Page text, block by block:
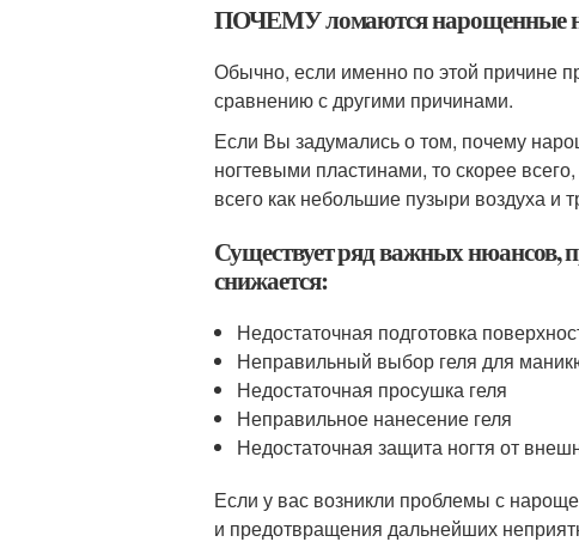
ПОЧЕМУ ломаются нарощенные
Обычно, если именно по этой причине
сравнению с другими причинами.
Если Вы задумались о том, почему
ногтевыми пластинами, то скорее
всего как небольшие пузыри воздуха
Существует ряд важных нюансов,
снижается:
Недостаточная подготовка
Неправильный выбор геля для
Недостаточная просушка геля
Неправильное нанесение геля
Недостаточная защита ногтя от
Если у вас возникли проблемы с
и предотвращения дальнейших